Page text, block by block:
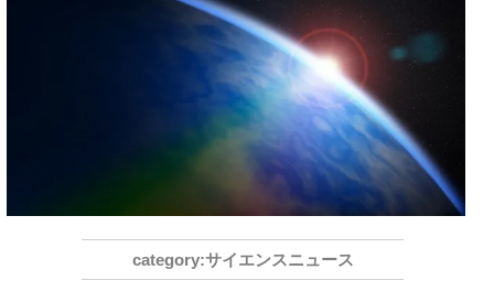
サイエンスニュース